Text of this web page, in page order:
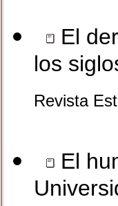
El
los
Revista
El